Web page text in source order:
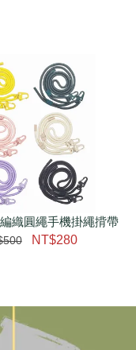
NT$ 214
NT$ 225
織圓繩手機掛繩揹帶
NT$280